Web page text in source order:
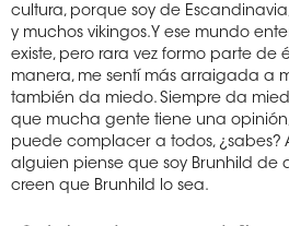
cultura, porque soy de
y muchos vikingos.Y ese mundo
existe, pero rara vez formo parte de
manera, me sentí más arraigada a
también da miedo. Siempre da
que mucha gente tiene una
puede complacer a todos, ¿sabes?
alguien piense que soy Brunhild de
creen que Brunhild lo sea.